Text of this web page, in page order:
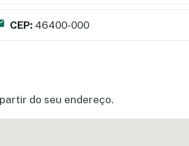
CEP: 46400-000
do seu endereço.